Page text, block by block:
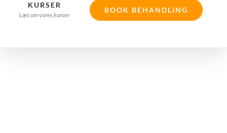
KURSER
Læs om vores kurser
BOOK BEHANDLING